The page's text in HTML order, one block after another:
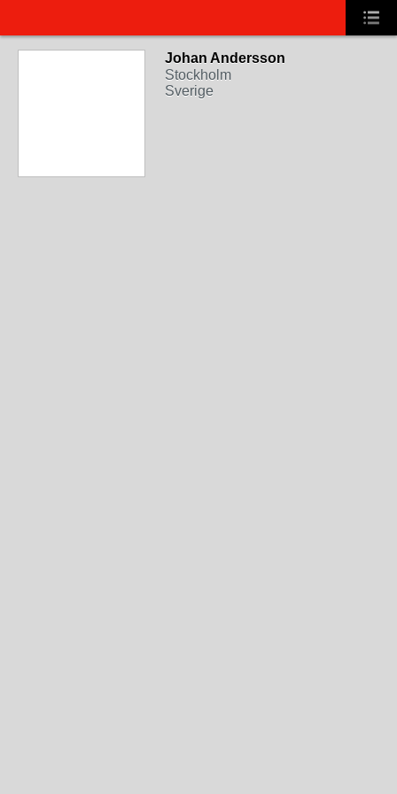
Johan Andersson
Stockholm
Sverige